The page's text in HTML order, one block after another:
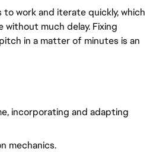
work and iterate quickly, which
much delay. Fixing
in a matter of minutes is an
incorporating and adapting
mechanics.